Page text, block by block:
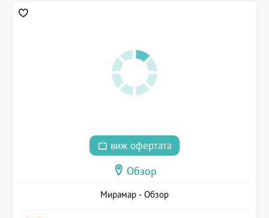
виж офертата
Обзор
Мирамар - Обзор